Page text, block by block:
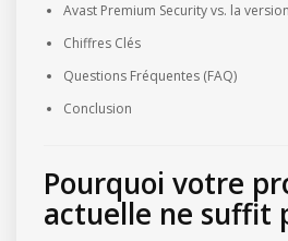
Avast Premium Security vs. la
Chiffres Clés
Questions Fréquentes (FAQ)
Conclusion
Pourquoi votre
actuelle ne suffit